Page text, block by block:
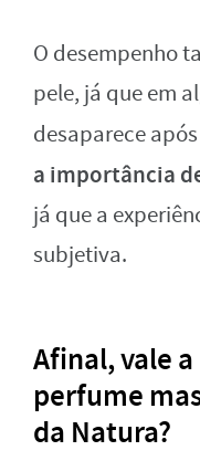
O desempenho
pele, já que em
desaparece
a importância
já que a
subjetiva.
Afinal, vale
perfume
da Natura?